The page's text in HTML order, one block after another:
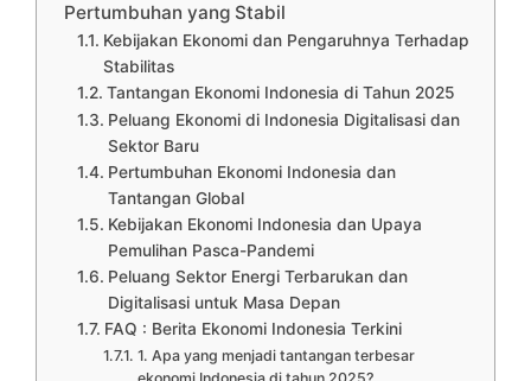
Pertumbuhan yang Stabil
Kebijakan Ekonomi dan Pengaruhnya Terhadap
Stabilitas
Tantangan Ekonomi Indonesia di Tahun 2025
Peluang Ekonomi di Indonesia Digitalisasi dan
Sektor Baru
Pertumbuhan Ekonomi Indonesia dan
Tantangan Global
Kebijakan Ekonomi Indonesia dan Upaya
Pemulihan Pasca-Pandemi
Peluang Sektor Energi Terbarukan dan
Digitalisasi untuk Masa Depan
FAQ : Berita Ekonomi Indonesia Terkini
1. Apa yang menjadi tantangan terbesar